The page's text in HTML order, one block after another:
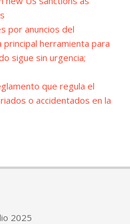
por anuncios del
herramienta para
sigue sin urgencia;
que regula el
o accidentados en la
2025